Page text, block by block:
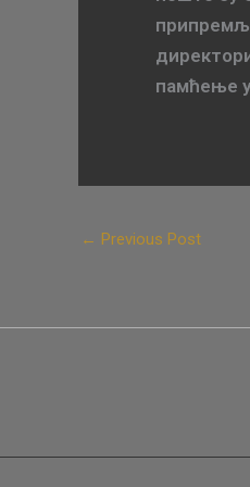
памћење
← Previous Post